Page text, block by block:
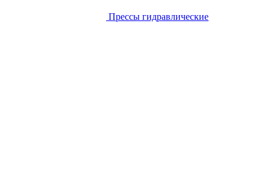
Прессы гидравлические